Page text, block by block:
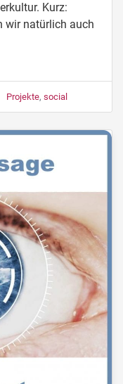
Kurz:
wir natürlich auch
Projekte, social